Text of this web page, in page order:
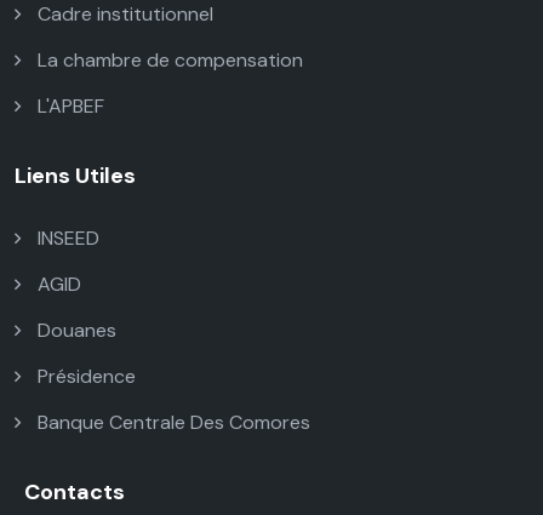
Cadre institutionnel
La chambre de compensation
L'APBEF
Liens Utiles
INSEED
AGID
Douanes
Présidence
Banque Centrale Des Comores
Contacts